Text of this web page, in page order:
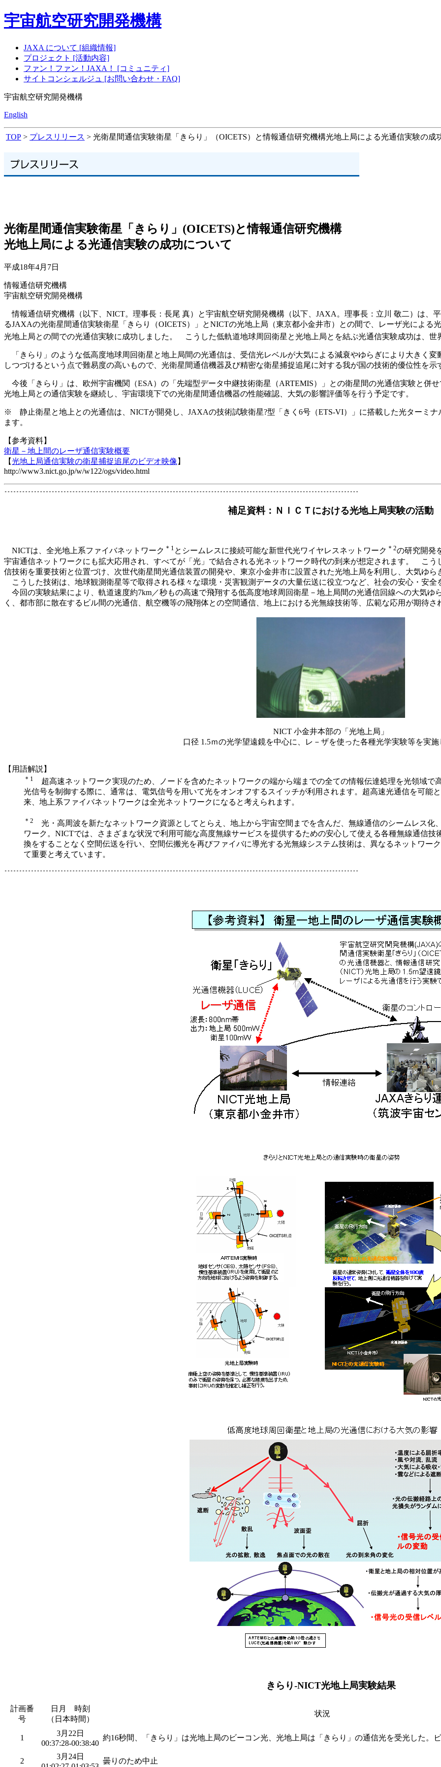
宇宙航空研究開発機構
JAXA について [組織情報]
プロジェクト [活動内容]
ファン！ファン！JAXA！ [コミュニティ]
サイトコンシェルジュ [お問い合わせ・FAQ]
宇宙航空研究開発機構
English
TOP > プレスリリース > 光衛星間通信実験衛星「きらり」（OICETS）と情報通信研究機構光地上局による光通信実験の成
光衛星間通信実験衛星「きらり」(OICETS)と情報通信研究機構
光地上局による光通信実験の成功について
平成18年4月7日
情報通信研究機構
宇宙航空研究開発機構
情報通信研究機構（以下、NICT。理事長：長尾 真）と宇宙航空研究開発機構（以下、JAXA。理事長：立川 敬二）は、
るJAXAの光衛星間通信実験衛星「きらり（OICETS）」とNICTの光地上局（東京都小金井市）との間で、レーザ光によ
光地上局との間での光通信実験に成功しました。 こうした低軌道地球周回衛星と光地上局とを結ぶ光通信実験成功は、世
「きらり」のような低高度地球周回衛星と地上局間の光通信は、受信光レベルが大気による減衰やゆらぎにより大きく
しつづけるという点で難易度の高いもので、光衛星間通信機器及び精密な衛星捕捉追尾に対する我が国の技術的優位性を示
今後「きらり」は、欧州宇宙機関（ESA）の「先端型データ中継技術衛星（ARTEMIS）」との衛星間の光通信実験と併
光地上局との通信実験を継続し、宇宙環境下での光衛星間通信機器の性能確認、大気の影響評価等を行う予定です。
※ 静止衛星と地上との光通信は、NICTが開発し、JAXAの技術試験衛星?型「きく6号（ETS-VI）」に搭載した光ターミ
ます。
【参考資料】
衛星－地上間のレーザ通信実験概要
【光地上局通信実験の衛星捕捉追尾のビデオ映像 】
http://www3.nict.go.jp/w/w122/ogs/video.html
補足資料：ＮＩＣＴにおける光地上局実験の活動
NICTは、全光地上系ファイバネットワーク ＊1 とシームレスに接続可能な新世代光ワイヤレスネットワーク ＊2の研究開発
宇宙通信ネットワークにも拡大応用され、すべてが「光」で結合される光ネットワーク時代の到来が想定されます。 こ
信技術を重要技術と位置づけ、次世代衛星間光通信装置の開発や、東京小金井市に設置された光地上局を利用し、大気ゆ
こうした技術は、地球観測衛星等で取得される様々な環境・災害観測データの大量伝送に役立つなど、社会の安心・安全
今回の実験結果により、軌道速度約7km／秒もの高速で飛翔する低高度地球周回衛星－地上局間の光通信回線への大気ゆ
く、都市部に散在するビル間の光通信、航空機等の飛翔体との空間通信、地上における光無線技術等、広範な応用が期待さ
NICT 小金井本部の「光地上局」
口径 1.5ｍの光学望遠鏡を中心に、レ－ザを使った各種光学実験等を実
【用語解説】
＊1
超高速ネットワーク実現のため、ノードを含めたネットワークの端から端までの全ての情報伝達処理を光領域で
光信号を制御する際に、通常は、電気信号を用いて光をオンオフするスイッチが利用されます。超高速光通信を可能
来、地上系ファイバネットワークは全光ネットワークになると考えられます。
＊2
光・高周波を新たなネットワーク資源としてとらえ、地上から宇宙空間までを含んだ、無線通信のシームレス化
ワーク。NICTでは、さまざまな状況で利用可能な高度無線サービスを提供するための安心して使える各種無線通信
換をすることなく空間伝送を行い、空間伝搬光を再びファイバに導光する光無線システム技術は、異なるネットワー
て重要と考えています。
きらり‐NICT光地上局実験結果
計画番
号
日月 時刻
（日本時間）
状況
1
3月22日
00:37:28-00:38:40
約16秒間、「きらり」は光地上局のビーコン光、光地上局は「きらり」の通信光を受光した。
2
3月24日
曇りのため中止